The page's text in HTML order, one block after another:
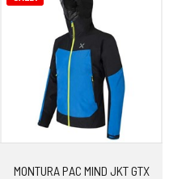
MONTURA PAC MIND JKT GTX